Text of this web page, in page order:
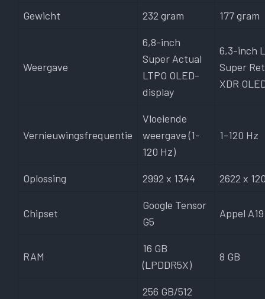
Gewicht 232 gram 177 gram
Weergave
6,8-inch
Super Actual
LTPO OLED-
display
6,3-inch
Super
XDR
Vernieuwingsfrequentie
Vloeiende
weergave (1-
120 Hz)
1-120 Hz
Oplossing 2992 x 1344 2622 x
Chipset
Google Tensor
G5
Appel A19
RAM
16 GB
(LPDDR5X)
8 GB
256 GB/512